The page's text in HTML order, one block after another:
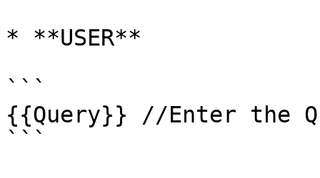
* **USER**
```
{{Query}} //Enter the
```